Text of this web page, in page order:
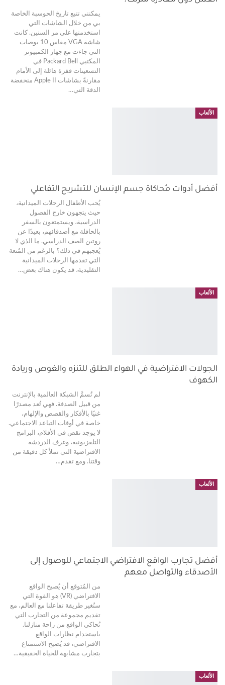
يمكنني تتبع تاريخ الحوسبة الخاصة
بي من خلال الشاشات التي
استخدمتها على مر السنين. كانت
شاشة VGA مقاس 10 بوصات
التي جاءت مع جهاز الكمبيوتر
المكتبي Packard Bell في
التسعينات قفزة هائلة إلى الأمام
مقارنةً بشاشات Apple II منخفضة
الدقة التي…
الألعاب
أفضل أدوات مُحاكاة جسم الإنسان للتشريح التفاعلي
يُحب الأطفال الرحلات الميدانية،
حيث يتجهون خارج الفصول
الدراسية، ويستمتعون بالسفر
بالحافلة مع أصدقائهم، بعيدًا عن
روتين الصف الدراسي. ما الذي لا
يُعجبهم في ذلك؟ بالرغم من المُتعة
التي تقدمها الرحلات الميدانية
التقليدية، قد يكون هناك بعض…
الألعاب
الجولات الافتراضية في الهواء الطلق للتنزه والغوص وريادة
الكهوف
لم تُسمَّ الشبكة العالمية بالإنترنت
من قبيل الصدفة. فهي تُعد مصدرًا
غنيًا بالأفكار والقصص والإلهام،
خاصة في أوقات التباعد الاجتماعي.
لا يوجد نقص في الأفلام، البرامج
التلفزيونية، وغرف الدردشة
الافتراضية التي تملأ كل دقيقة من
وقتنا. ومع تقدم…
الألعاب
أفضل تجارب الواقع الافتراضي الاجتماعي للوصول إلى
الأصدقاء والتواصل معهم
من المُتوقع أن يُصبح الواقع
الافتراضي (VR) هو القوة التي
ستُغير طريقة تفاعلنا مع العالم، مع
تقديم مجموعة من التجارب التي
تُحاكي الواقع من راحة منازلنا.
باستخدام نظارات الواقع
الافتراضي، قد يُصبح الاستمتاع
بتجارب مشابهة للحياة الحقيقية…
الألعاب